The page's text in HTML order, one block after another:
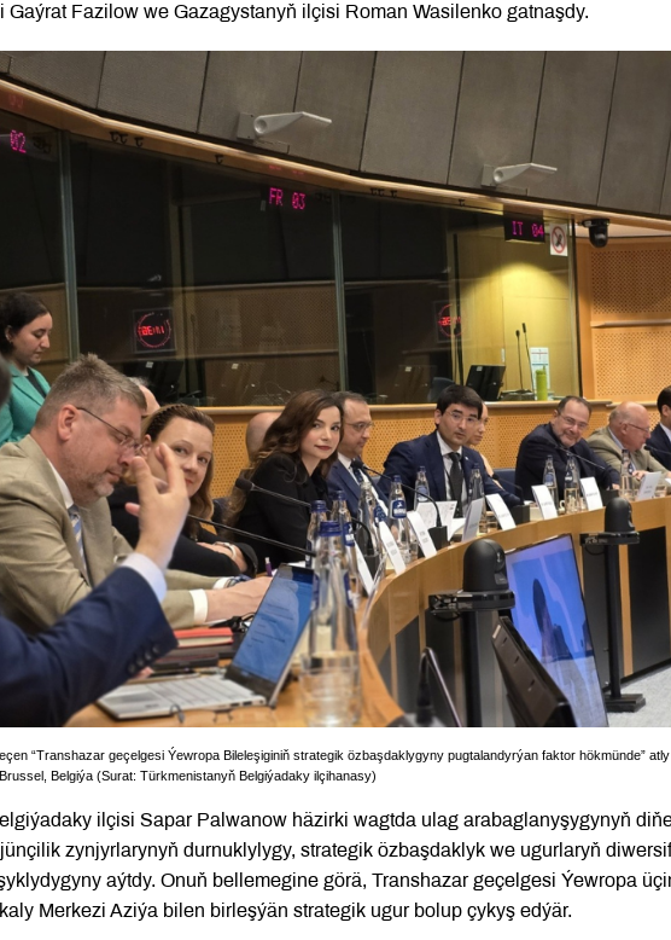
Gaýrat Fazilow we Gazagystanyň ilçisi Roman Wasilenko gatnaşdy.
“Transhazar geçelgesi Ýewropa Bileleşiginiň strategik özbaşdaklygyny pugtalandyrýan faktor hökmünde”
Belgiýa (Surat: Türkmenistanyň Belgiýadaky ilçihanasy)
ilçisi Sapar Palwanow häzirki wagtda ulag arabaglanyşygynyň
zynjyrlarynyň durnuklylygy, strategik özbaşdaklyk we ugurlaryň
aýtdy. Onuň bellemegine görä, Transhazar geçelgesi Ýewropa
Merkezi Aziýa bilen birleşýän strategik ugur bolup çykyş edýär.